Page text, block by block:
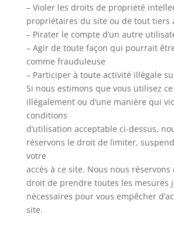
– Violer les droits de propriété
propriétaires du site ou de tout tiers
– Pirater le compte d’un autre
– Agir de toute façon qui pourrait
comme frauduleuse
– Participer à toute activité illégale
Si nous estimons que vous utilisez
illégalement ou d’une manière qui
conditions
d’utilisation acceptable ci-dessus,
réservons le droit de limiter,
votre
accès à ce site. Nous nous réservons
droit de prendre toutes les mesures
nécessaires pour vous empêcher
site.